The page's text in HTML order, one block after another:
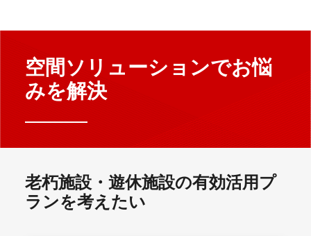
空間ソリューションでお悩
みを解決
老朽施設・遊休施設の有効活用プ
ランを考えたい